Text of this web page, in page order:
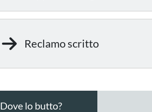
Reclamo scritto
Dove lo butto?